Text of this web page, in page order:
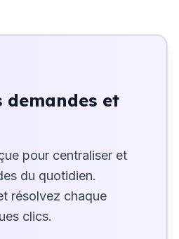
demandes et
pour centraliser et
du quotidien.
résolvez chaque
clics.